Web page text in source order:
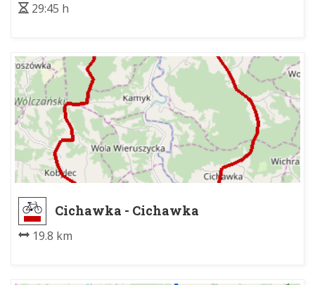
29:45 h
Cichawka - Cichawka
19.8 km